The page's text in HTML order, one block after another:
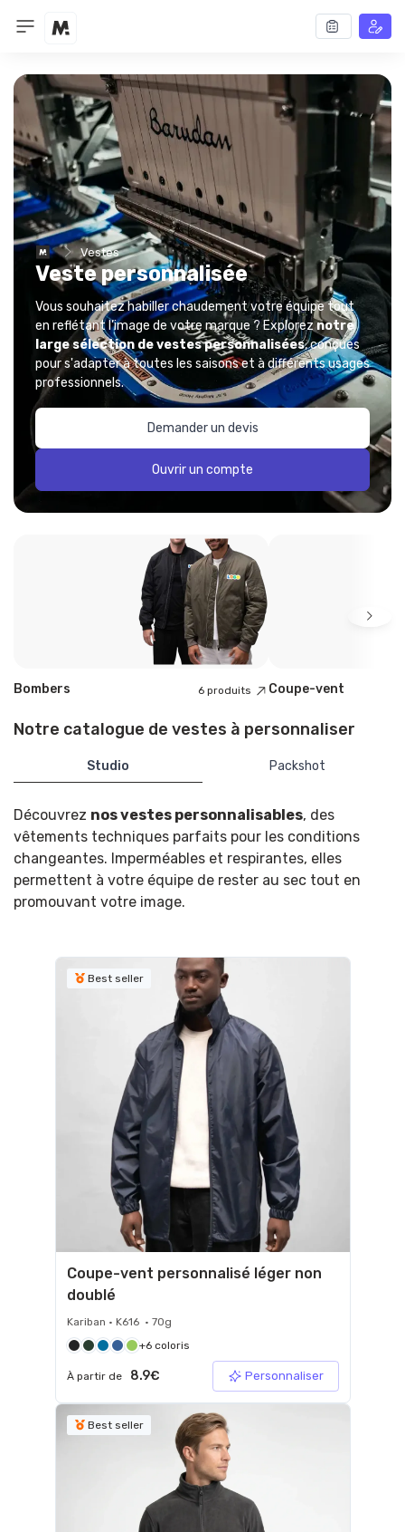
Vestes
Veste personnalisée
Vous souhaitez habiller chaudement votre équipe tout
en reflétant l’image de votre marque ? Exploreznotre
large sélection de vestes personnalisées, conçues
pour s'adapter à toutes les saisons et à différents usages
professionnels.
Demander un devis
Ouvrir un compte
Bombers 6 produits Coupe-vent
Notre catalogue de vestes à personnaliser
Studio Packshot
Découvrez nos vestes personnalisables, des
vêtements techniques parfaits pour les conditions
changeantes. Imperméables et respirantes, elles
permettent à votre équipe de rester au sec tout en
promouvant votre image.
Best seller
Coupe-vent personnalisé léger non
doublé
Kariban • K616 • 70g
+6 coloris
À partir de 8.9€ Personnaliser
Best seller